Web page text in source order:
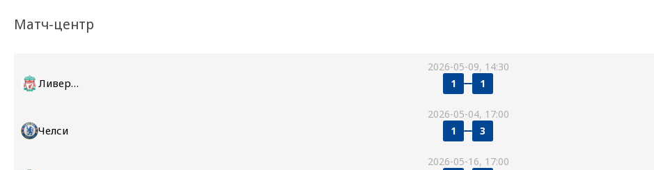
Матч-центр
2026-05-09, 14:30
Ливерпуль 1 1
2026-05-04, 17:00
Челси 1 3
2026-05-16, 17:00